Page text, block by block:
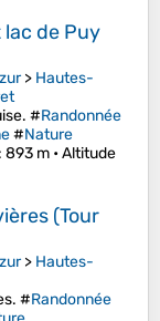
de Puy
> Hautes-
#Randonnée
#Nature
893 m •Altitude
(Tour
> Hautes-
#Randonnée